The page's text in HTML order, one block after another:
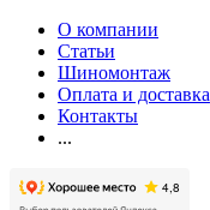
О компании
Статьи
Шиномонтаж
Оплата и доставка
Контакты
...